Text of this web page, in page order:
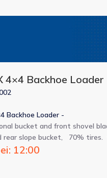
4×4 Backhoe Loader
Backhoe Loader -
bucket and front shovel
rear slope bucket, 70%
12:00